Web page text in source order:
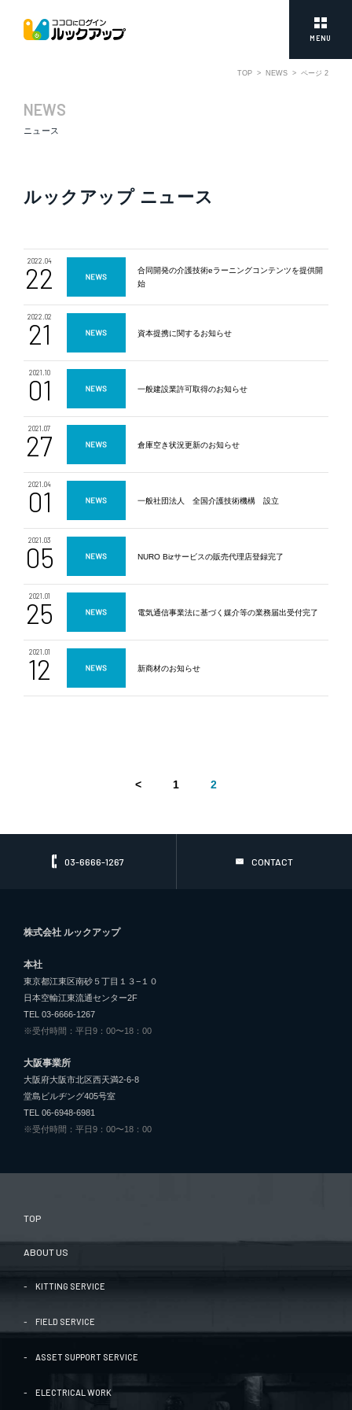
MENU
TOP > NEWS > ページ 2
NEWS
ニュース
ルックアップ ニュース
2022.04
22
合同開発の介護技術eラーニングコンテンツを提供開
始
2022.02
21 資本提携に関するお知らせ
2021.10
01 一般建設業許可取得のお知らせ​
2021.07
27 倉庫空き状況更新のお知らせ
2021.04
01 一般社団法人 全国介護技術機構 設立
2021.03
05 NURO Bizサービスの販売代理店登録完了
2021.01
25 電気通信事業法に基づく媒介等の業務届出受付完了
2021.01
12 新商材のお知らせ
< 1 2
03-6666-1267 CONTACT
株式会社 ルックアップ
本社
東京都江東区南砂５丁目１３−１０
日本空輸江東流通センター2F
TEL 03-6666-1267
※受付時間：平日9：00〜18：00
大阪事業所
大阪府大阪市北区西天満2-6-8
堂島ビルヂング405号室
TEL 06-6948-6981
※受付時間：平日9：00〜18：00
TOP
ABOUT US
KITTING SERVICE
FIELD SERVICE
ASSET SUPPORT SERVICE
ELECTRICAL WORK